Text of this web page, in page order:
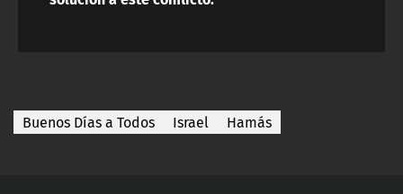
Buenos Días a Todos Israel Hamás